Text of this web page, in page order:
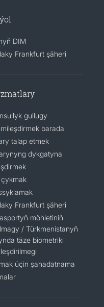
DIM
Frankfurt şäheri
gullugy
barada
talap etmek
dykgatyna
Frankfurt şäheri
möhletiniň
/ Türkmenistanyň
täze biometriki
üçin şahadatnama